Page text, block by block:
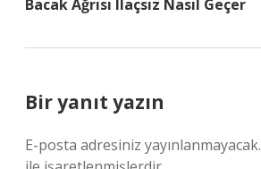
Bacak Ağrısı Ilaçsız Nasıl Geçer
Bir yanıt yazın
E-posta adresiniz yayınlanmayacak.